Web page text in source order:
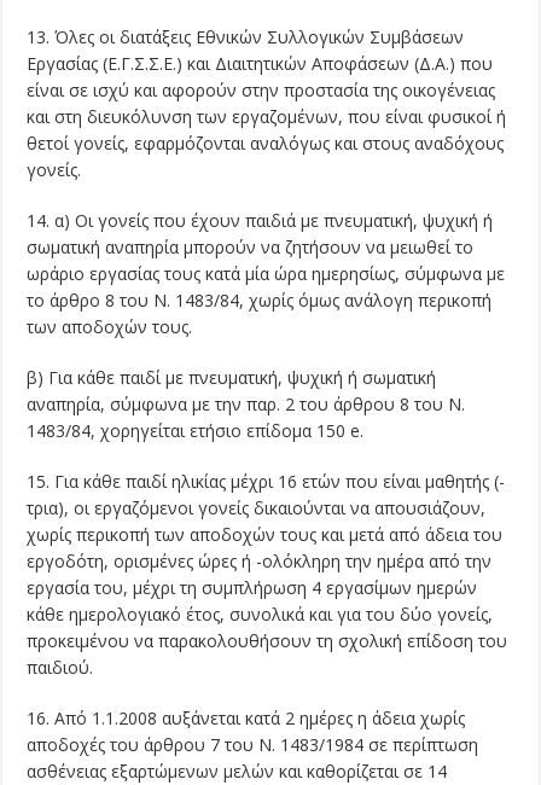
13. Όλες οι διατάξεις Εθνικών Συλλογικών Συμβάσεων
Εργασίας (Ε.Γ.Σ.Σ.Ε.) και Διαιτητικών Αποφάσεων (Δ.Α.) που
είναι σε ισχύ και αφορούν στην προστασία της οικογένειας
και στη διευκόλυνση των εργαζομένων, που είναι φυσικοί ή
θετοί γονείς, εφαρμόζονται αναλόγως και στους αναδόχους
γονείς.
14. α) Οι γονείς που έχουν παιδιά με πνευματική, ψυχική ή
σωματική αναπηρία μπορούν να ζητήσουν να μειωθεί το
ωράριο εργασίας τους κατά μία ώρα ημερησίως, σύμφωνα με
το άρθρο 8 του Ν. 1483/84, χωρίς όμως ανάλογη περικοπή
των αποδοχών τους.
β) Για κάθε παιδί με πνευματική, ψυχική ή σωματική
αναπηρία, σύμφωνα με την παρ. 2 του άρθρου 8 του Ν.
1483/84, χορηγείται ετήσιο επίδομα 150 e.
15. Για κάθε παιδί ηλικίας μέχρι 16 ετών που είναι μαθητής (-
τρια), οι εργαζόμενοι γονείς δικαιούνται να απουσιάζουν,
χωρίς περικοπή των αποδοχών τους και μετά από άδεια του
εργοδότη, ορισμένες ώρες ή -ολόκληρη την ημέρα από την
εργασία του, μέχρι τη συμπλήρωση 4 εργασίμων ημερών
κάθε ημερολογιακό έτος, συνολικά και για του δύο γονείς,
προκειμένου να παρακολουθήσουν τη σχολική επίδοση του
παιδιού.
16. Από 1.1.2008 αυξάνεται κατά 2 ημέρες η άδεια χωρίς
αποδοχές του άρθρου 7 του Ν. 1483/1984 σε περίπτωση
ασθένειας εξαρτώμενων μελών και καθορίζεται σε 14